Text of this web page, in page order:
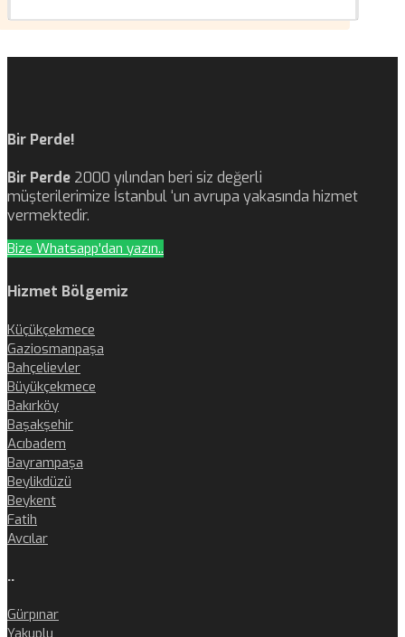
Bir Perde!
Bir Perde 2000 yılından beri siz değerli
müşterilerimize İstanbul ‘un avrupa yakasında hizmet
vermektedir.
Bize Whatsapp'dan yazın..
Hizmet Bölgemiz
Küçükçekmece
Gaziosmanpaşa
Bahçelievler
Büyükçekmece
Bakırköy
Başakşehir
Acıbadem
Bayrampaşa
Beylikdüzü
Beykent
Fatih
Avcılar
..
Gürpınar